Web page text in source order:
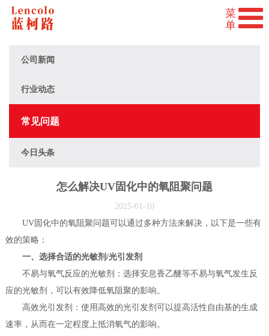
公司新闻
行业动态
常见问题
今日头条
怎么解决UV固化中的氧阻聚问题
2025-01-10
UV固化中的氧阻聚问题可以通过多种方法来解决，以下是一些有
效的策略：
一、选择合适的光敏剂/光引发剂
不易与氧气反应的光敏剂：选择安息香乙醚等不易与氧气发生反
应的光敏剂，可以有效降低氧阻聚的影响。
高效光引发剂：使用高效的光引发剂可以提高活性自由基的生成
速率，从而在一定程度上抵消氧气的影响。